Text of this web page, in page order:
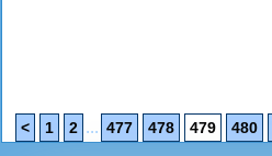
< 1 2 ... 477 478 479 480